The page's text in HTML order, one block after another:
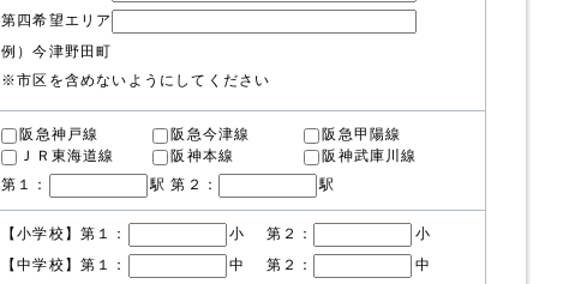
第四希望エリア
例）今津野田町
※市区を含めないようにしてください
阪急神戸線 阪急今津線
阪急甲陽線
ＪＲ東海道線
阪神本線
阪神武庫川線
第１：
駅 第２： 駅
【小学校】第１： 小 第２：
小
【中学校】第１：
中 第２： 中